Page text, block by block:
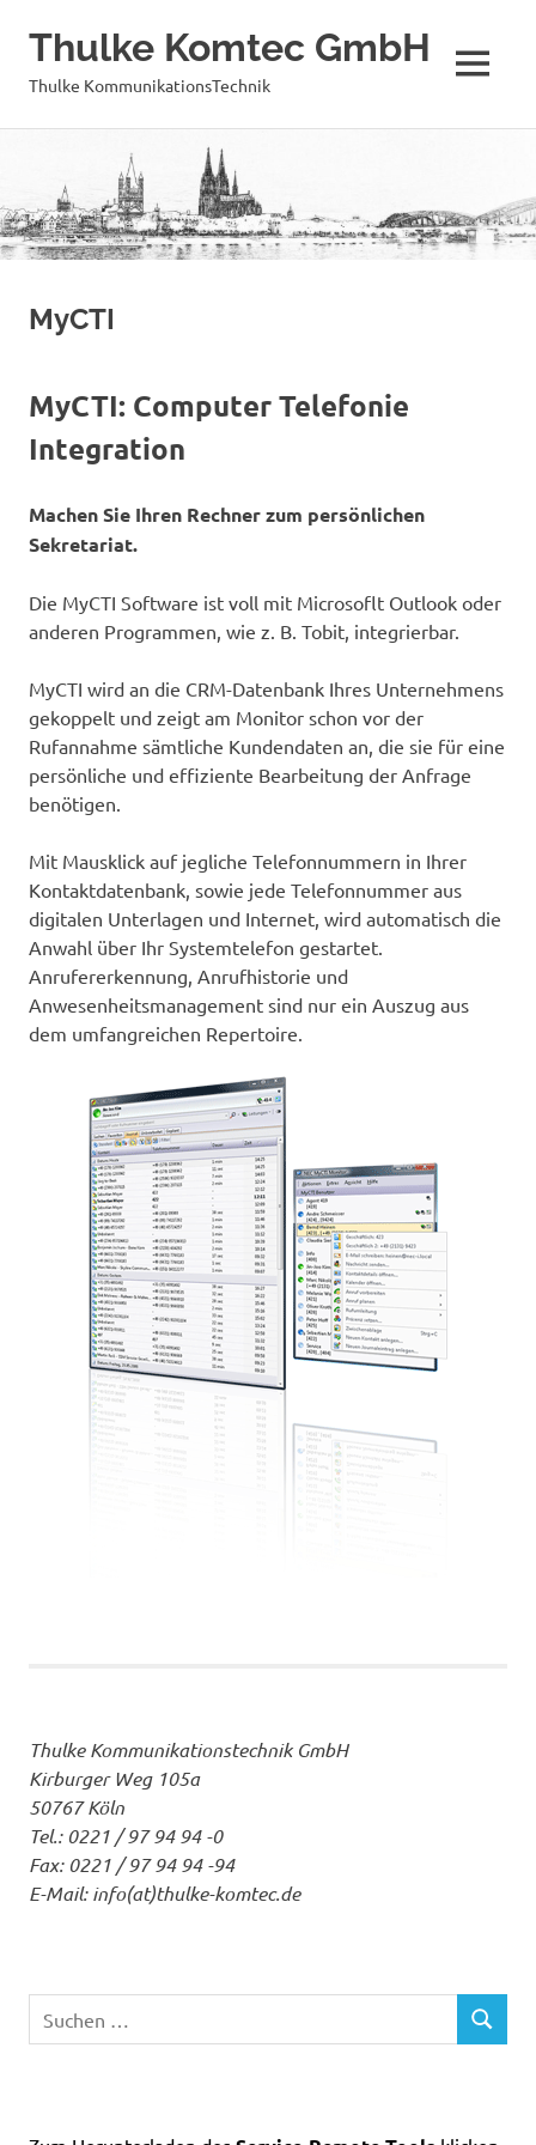
springen
Thulke Komtec GmbH
Thulke KommunikationsTechnik MENÜ
MyCTI
MyCTI: Computer Telefonie
Integration
Machen Sie Ihren Rechner zum persönlichen
Sekretariat.
Die MyCTI Software ist voll mit Microsoflt Outlook oder
anderen Programmen, wie z. B. Tobit, integrierbar.
MyCTI wird an die CRM-Datenbank Ihres Unternehmens
gekoppelt und zeigt am Monitor schon vor der
Rufannahme sämtliche Kundendaten an, die sie für eine
persönliche und effiziente Bearbeitung der Anfrage
benötigen.
Mit Mausklick auf jegliche Telefonnummern in Ihrer
Kontaktdatenbank, sowie jede Telefonnummer aus
digitalen Unterlagen und Internet, wird automatisch die
Anwahl über Ihr Systemtelefon gestartet.
Anrufererkennung, Anrufhistorie und
Anwesenheitsmanagement sind nur ein Auszug aus
dem umfangreichen Repertoire.
Thulke Kommunikationstechnik GmbH
Kirburger Weg 105a
50767 Köln
Tel.: 0221 / 97 94 94 -0
Fax: 0221 / 97 94 94 -94
E-Mail: info(at)thulke-komtec.de
nach:
SUCHEN